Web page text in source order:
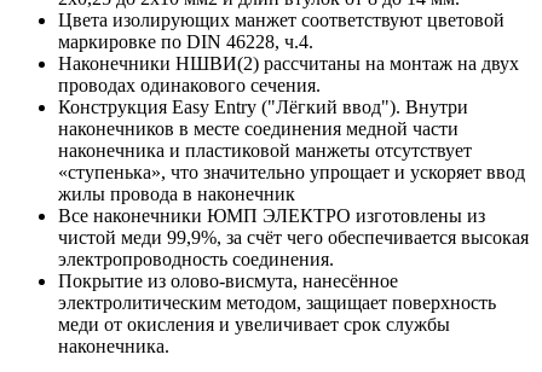
Цвета изолирующих манжет соответствуют цветовой
маркировке по DIN 46228, ч.4.
Наконечники НШВИ(2) рассчитаны на монтаж на двух
проводах одинакового сечения.
Конструкция Easy Entry ("Лёгкий ввод"). Внутри
наконечников в месте соединения медной части
наконечника и пластиковой манжеты отсутствует
«ступенька», что значительно упрощает и ускоряет ввод
жилы провода в наконечник
Все наконечники ЮМП ЭЛЕКТРО изготовлены из
чистой меди 99,9%, за счёт чего обеспечивается высокая
электропроводность соединения.
Покрытие из олово-висмута, нанесённое
электролитическим методом, защищает поверхность
меди от окисления и увеличивает срок службы
наконечника.